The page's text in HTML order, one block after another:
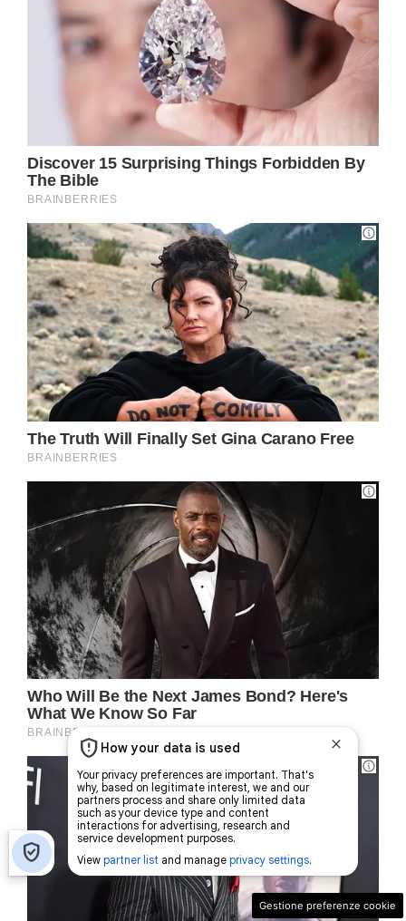
Gestione preferenze cookie